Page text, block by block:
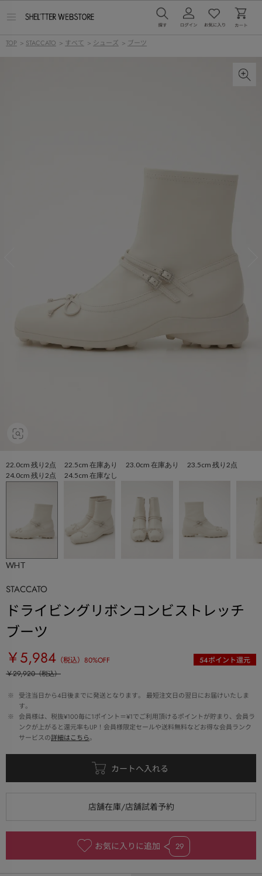
ー
TOP > STACCATO > すべて > シューズ > ブーツ
22.0cm 残り2点 22.5cm 在庫あり 23.0cm 在庫あり 23.5cm 残り2点
24.0cm 残り2点 24.5cm 在庫なし
WHT
STACCATO
ドライビングリボンコンビストレッチ
ブーツ
￥5,984 （税込） 80%OFF 54ポイント還元
￥29,920（税込）
※
受注当日から4日後までに発送となります。 最短注文日の翌日にお届けいたしま
す。
※
会員様は、税抜¥100毎に1ポイント＝¥1でご利用頂けるポイントが貯まり、会員ラ
ンクが上がると還元率もUP！会員様限定セールや送料無料などお得な会員ランク
サービスの詳細はこちら。
お気に入りに追加 29